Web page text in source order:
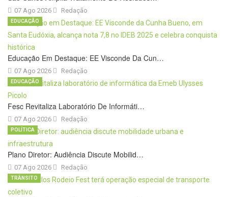
07 Ago 2026 Redação
Educação Em Destaque: EE Visconde Da Cun…
07 Ago 2026
EDUCAÇÃO
Redação
Fesc Revitaliza Laboratório De Informáti…
07 Ago 2026
EDUCAÇÃO
Redação
Plano Diretor: Audiência Discute Mobilid…
07 Ago 2026
POLÍTICA
Redação
TRÂNSITO